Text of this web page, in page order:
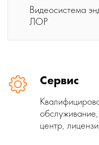
Видеосистема
ЛОР
Сервис
центр,